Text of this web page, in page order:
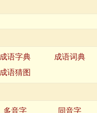
成语字典
成语词典
成语猜图
多音字
同音字